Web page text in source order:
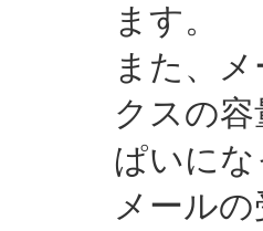
ます。
また、
クスの
ぱいに
メール